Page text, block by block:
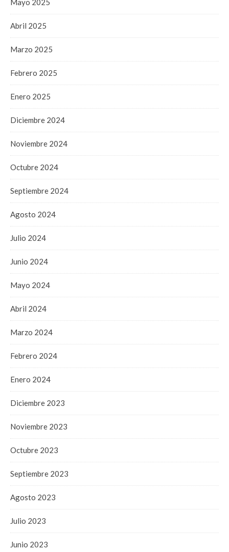
Mayo 2025
Abril 2025
Marzo 2025
Febrero 2025
Enero 2025
Diciembre 2024
Noviembre 2024
Octubre 2024
Septiembre 2024
Agosto 2024
Julio 2024
Junio 2024
Mayo 2024
Abril 2024
Marzo 2024
Febrero 2024
Enero 2024
Diciembre 2023
Noviembre 2023
Octubre 2023
Septiembre 2023
Agosto 2023
Julio 2023
Junio 2023